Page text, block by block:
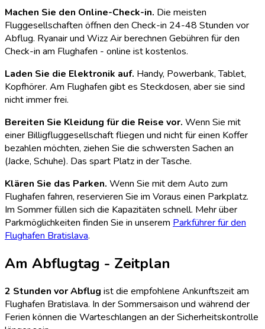
Machen Sie den Online-Check-in. Die meisten
Fluggesellschaften öffnen den Check-in 24-48 Stunden vor
Abflug. Ryanair und Wizz Air berechnen Gebühren für den
Check-in am Flughafen - online ist kostenlos.
Laden Sie die Elektronik auf. Handy, Powerbank, Tablet,
Kopfhörer. Am Flughafen gibt es Steckdosen, aber sie sind
nicht immer frei.
Bereiten Sie Kleidung für die Reise vor. Wenn Sie mit
einer Billigfluggesellschaft fliegen und nicht für einen Koffer
bezahlen möchten, ziehen Sie die schwersten Sachen an
(Jacke, Schuhe). Das spart Platz in der Tasche.
Klären Sie das Parken. Wenn Sie mit dem Auto zum
Flughafen fahren, reservieren Sie im Voraus einen Parkplatz.
Im Sommer füllen sich die Kapazitäten schnell. Mehr über
Parkmöglichkeiten finden Sie in unserem Parkführer für den
Flughafen Bratislava.
Am Abflugtag - Zeitplan
2 Stunden vor Abflug ist die empfohlene Ankunftszeit am
Flughafen Bratislava. In der Sommersaison und während der
Ferien können die Warteschlangen an der Sicherheitskontrolle